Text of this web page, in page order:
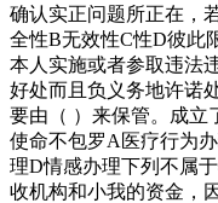
确认实正问题所正在，
全性B无效性C性D彼此
本人实施或者参取违法
好处而且负义务地许诺
要由（ ）来保管。成立
使命不包罗A医疗行为
理D情感办理下列不属
收机构和小我的资金，